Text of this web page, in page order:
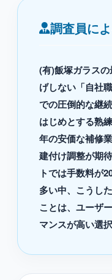
調査員に
(有)飯塚ガラス
げしない「自社
での圧倒的な継
はじめとする熟
年の安価な補修
建付け調整が期
トでは手数料が
多い中、こうし
ことは、ユーザ
マンスが高い選